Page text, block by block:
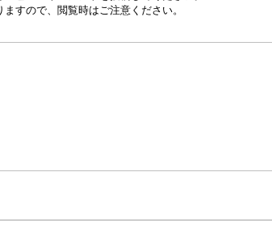
すので、閲覧時はご注意ください。